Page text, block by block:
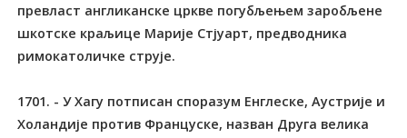
превласт англиканске цркве погубљењем заробљене
шкотске краљице Марије Стјуарт, предводника
римокатоличке струје.
1701. - У Хагу потписан споразум Енглеске, Аустрије и
Холандије против Француске, назван Друга велика